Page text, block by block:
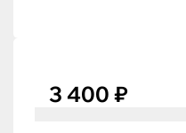
3 400 ₽